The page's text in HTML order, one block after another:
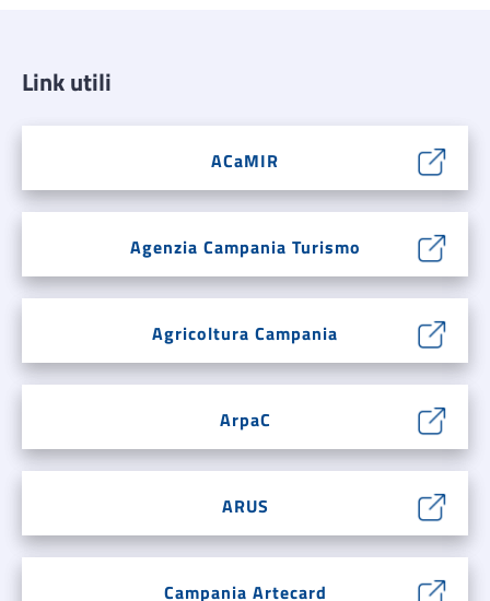
Link utili
ACaMIR
Agenzia Campania Turismo
Agricoltura Campania
ArpaC
ARUS
Campania Artecard